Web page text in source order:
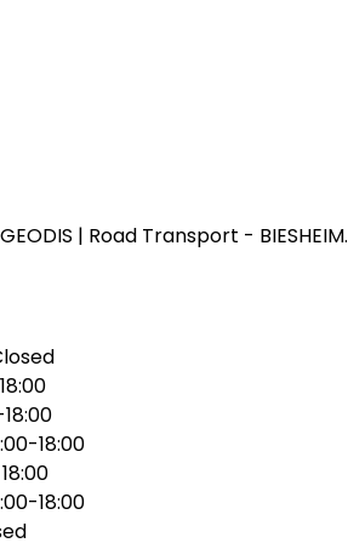
| Road Transport - BIESHEIM.
18:00
18:00